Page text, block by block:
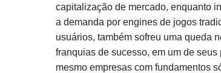
capitalização de mercado, enquanto
a demanda por engines de jogos
usuários, também sofreu uma queda
franquias de sucesso, em um de
mesmo empresas com fundamentos